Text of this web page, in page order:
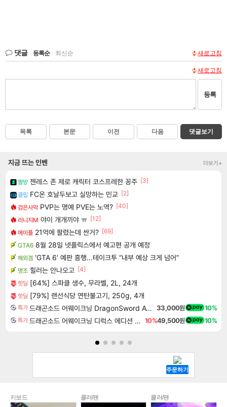
댓글 등록순 최신순 새로고침
새로고침
등록
목록 본문 이전 다음 댓글보기
지금 뜨는 인벤 더보기+
짤방 젠레스 존 제로 캐릭터 코스프레한 꽁주 [3]
클립 FC온 호날두보고 실망하는 민교 [2]
검은사막 PVP는 명예 PVE는 노역? [40]
리니지M 야이 개개끼야 ㅠ [12]
메이플 21억에 팔렸는데 싼거? [69]
GTA6 8월 28일 넷플릭스에서 예고편 공개 예정
해외겜 ‘GTA 6’ 예판 흥행…테이크투 “내부 예상 크게 넘어”
명조 힐러는 안나오고 [4]
핫딜 [64%] 스파클 생수, 무라벨, 2L, 24개
핫딜 [79%] 랜선식당 연탄불고기, 250g, 4개
특가 드래곤소드 어웨이크닝 DragonSword Awakening 33,000원 10%
특가 드래곤소드 어웨이크닝 디럭스 에디션 DragonSword Awakening Deluxe Edition 10%49,500원 10%
키보드 쿨러/팬 쿨러/팬